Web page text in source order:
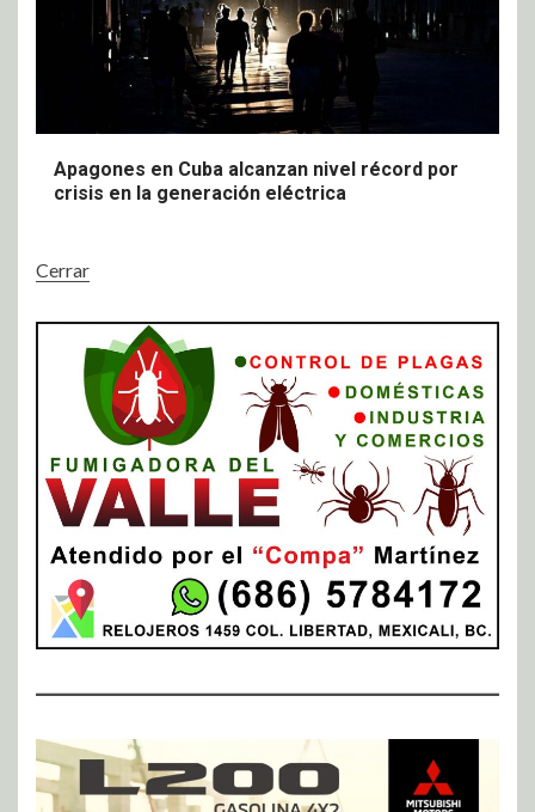
Apagones en Cuba alcanzan nivel récord por
crisis en la generación eléctrica
Cerrar